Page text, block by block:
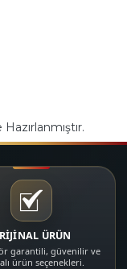
Hazırlanmıştır.
ÜRÜN
garantili, güvenilir ve
ürün seçenekleri.